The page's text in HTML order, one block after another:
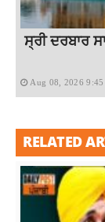
ਸ੍ਰੀ ਦਰਬਾਰ
Aug 08, 2026 9:45
RELATED